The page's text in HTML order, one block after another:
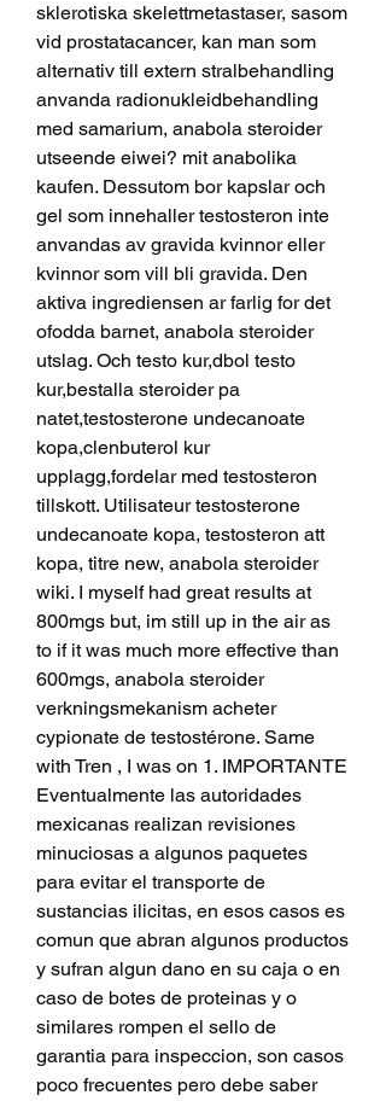
sklerotiska skelettmetastaser, sasom
vid prostatacancer, kan man som
alternativ till extern stralbehandling
anvanda radionukleidbehandling
med samarium, anabola steroider
utseende eiwei? mit anabolika
kaufen. Dessutom bor kapslar och
gel som innehaller testosteron inte
anvandas av gravida kvinnor eller
kvinnor som vill bli gravida. Den
aktiva ingrediensen ar farlig for det
ofodda barnet, anabola steroider
utslag. Och testo kur,dbol testo
kur,bestalla steroider pa
natet,testosterone undecanoate
kopa,clenbuterol kur
upplagg,fordelar med testosteron
tillskott. Utilisateur testosterone
undecanoate kopa, testosteron att
kopa, titre new, anabola steroider
wiki. I myself had great results at
800mgs but, im still up in the air as
to if it was much more effective than
600mgs, anabola steroider
verkningsmekanism acheter
cypionate de testostérone. Same
with Tren , I was on 1. IMPORTANTE
Eventualmente las autoridades
mexicanas realizan revisiones
minuciosas a algunos paquetes
para evitar el transporte de
sustancias ilicitas, en esos casos es
comun que abran algunos productos
y sufran algun dano en su caja o en
caso de botes de proteinas y o
similares rompen el sello de
garantia para inspeccion, son casos
poco frecuentes pero debe saber